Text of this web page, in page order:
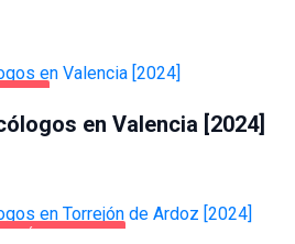
en Valencia [2024]
DE ARDOZ